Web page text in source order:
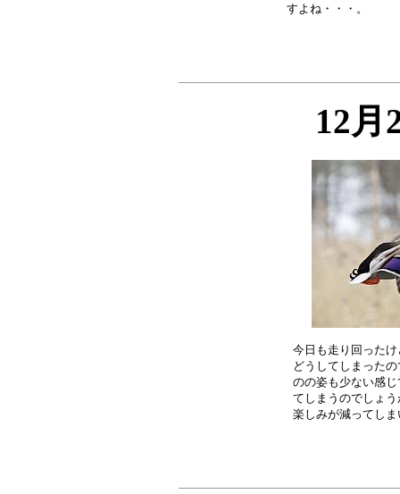
12月
今日も走り回った
どうしてしまった
のの姿も少ない感
てしまうのでしょ